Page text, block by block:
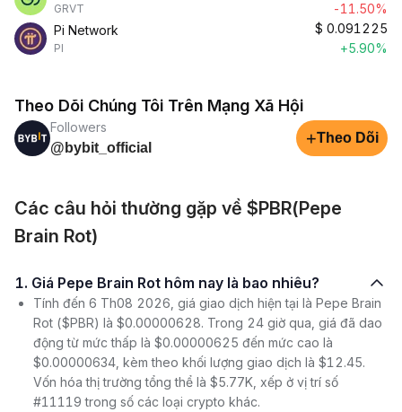
GRVT
-11.50%
Pi Network
PI
$ 0.091225
+5.90%
Theo Dõi Chúng Tôi Trên Mạng Xã Hội
Followers
@bybit_official
+Theo Dõi
Các câu hỏi thường gặp về $PBR(Pepe
Brain Rot)
1. Giá Pepe Brain Rot hôm nay là bao nhiêu?
Tính đến 6 Th08 2026, giá giao dịch hiện tại là Pepe Brain
Rot ($PBR) là $0.00000628. Trong 24 giờ qua, giá đã dao
động từ mức thấp là $0.00000625 đến mức cao là
$0.00000634, kèm theo khối lượng giao dịch là $12.45.
Vốn hóa thị trường tổng thể là $5.77K, xếp ở vị trí số
#11119 trong số các loại crypto khác.